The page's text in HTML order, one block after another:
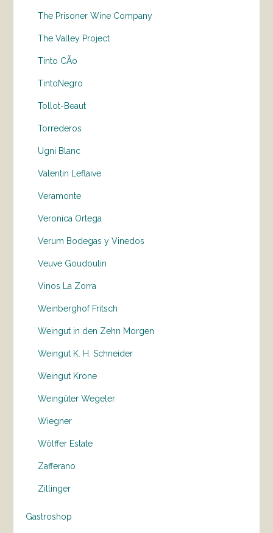
The Prisoner Wine Company
The Valley Project
Tinto CÃo
TintoNegro
Tollot-Beaut
Torrederos
Ugni Blanc
Valentin Leflaive
Veramonte
Veronica Ortega
Verum Bodegas y Vinedos
Veuve Goudoulin
Vinos La Zorra
Weinberghof Fritsch
Weingut in den Zehn Morgen
Weingut K. H. Schneider
Weingut Krone
Weingüter Wegeler
Wiegner
Wölffer Estate
Zafferano
Zillinger
Gastroshop